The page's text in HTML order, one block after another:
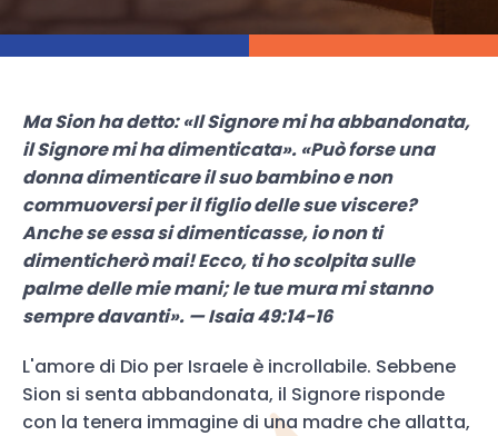
Ma Sion ha detto: «Il Signore mi ha abbandonata,
il Signore mi ha dimenticata». «Può forse una
donna dimenticare il suo bambino e non
commuoversi per il figlio delle sue viscere?
Anche se essa si dimenticasse, io non ti
dimenticherò mai! Ecco, ti ho scolpita sulle
palme delle mie mani; le tue mura mi stanno
sempre davanti». — Isaia 49:14-16
L'amore di Dio per Israele è incrollabile. Sebbene
Sion si senta abbandonata, il Signore risponde
con la tenera immagine di una madre che allatta,